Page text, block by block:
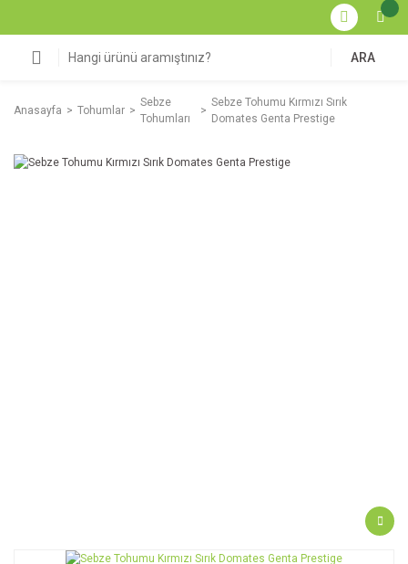
ARA
Anasayfa Tohumlar
Sebze
Tohumları
Sebze Tohumu Kırmızı Sırık
Domates Genta Prestige